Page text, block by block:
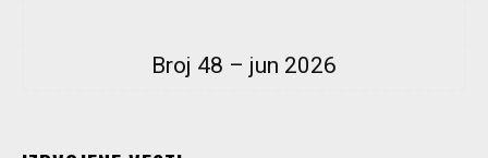
Broj 48 – jun 2026